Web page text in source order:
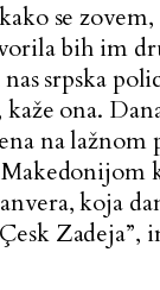
se
bih im
srpska
ona.
na lažnom
koja
Zadeja”,